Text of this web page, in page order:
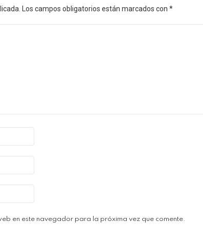
Los campos obligatorios están marcados con *
en este navegador para la próxima vez que comente.